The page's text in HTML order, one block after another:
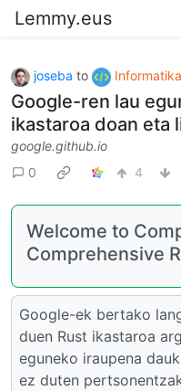
Lemmy.eus
joseba to
Google-ren lau
ikastaroa doan eta
google.github.io
0
4
Welcome to
Comprehensive
Google-ek bertako
duen Rust ikastaroa
eguneko iraupena
ez duten